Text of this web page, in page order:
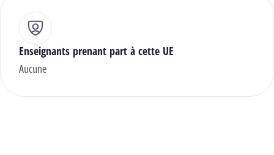
Enseignants prenant part à cette UE
Aucune